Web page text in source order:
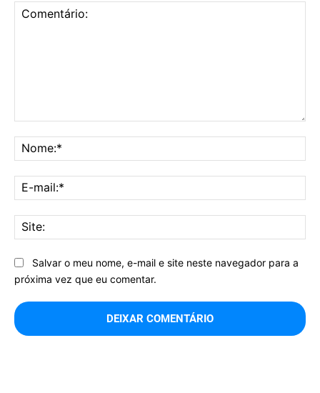
Salvar o meu nome, e-mail e site neste navegador para a
próxima vez que eu comentar.